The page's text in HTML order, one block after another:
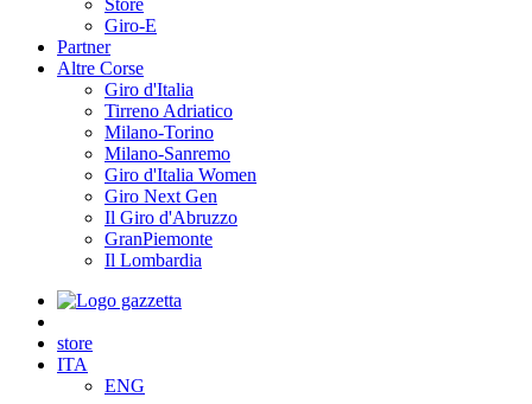
Store
Giro-E
Partner
Altre Corse
Giro d'Italia
Tirreno Adriatico
Milano-Torino
Milano-Sanremo
Giro d'Italia Women
Giro Next Gen
Il Giro d'Abruzzo
GranPiemonte
Il Lombardia
store
ITA
ENG